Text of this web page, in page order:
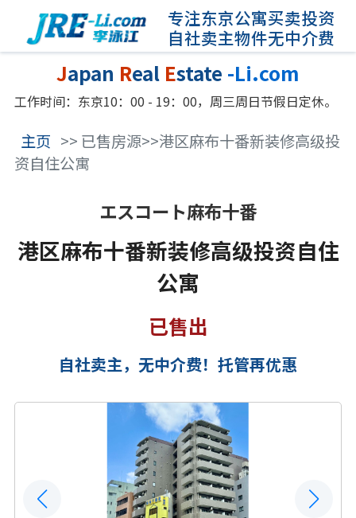
专注东京公寓买卖投资
自社卖主物件无中介费
Japan Real Estate -Li.com
工作时间：东京10：00 - 19：00，周三周日节假日定休。
主页 >> 已售房源>>港区麻布十番新装修高级投
资自住公寓
エスコート麻布十番
港区麻布十番新装修高级投资自住
公寓
已售出
自社卖主，无中介费！托管再优惠